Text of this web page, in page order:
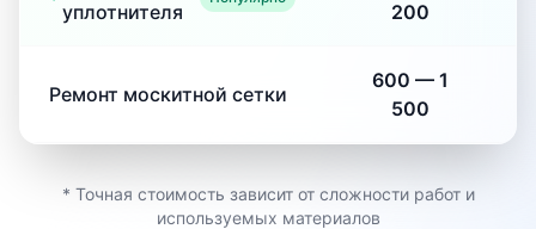
уплотнителя 200
Ремонт москитной сетки
600 — 1
500
* Точная стоимость зависит от сложности работ и
используемых материалов